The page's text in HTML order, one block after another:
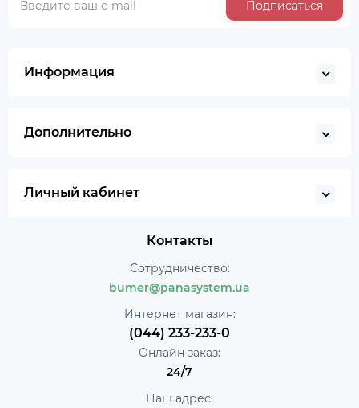
Подписаться
Информация
Дополнительно
Личный кабинет
Контакты
Сотрудничество:
bumer@panasystem.ua
Интернет магазин:
(044) 233-233-0
Онлайн заказ:
24/7
Наш адрес: